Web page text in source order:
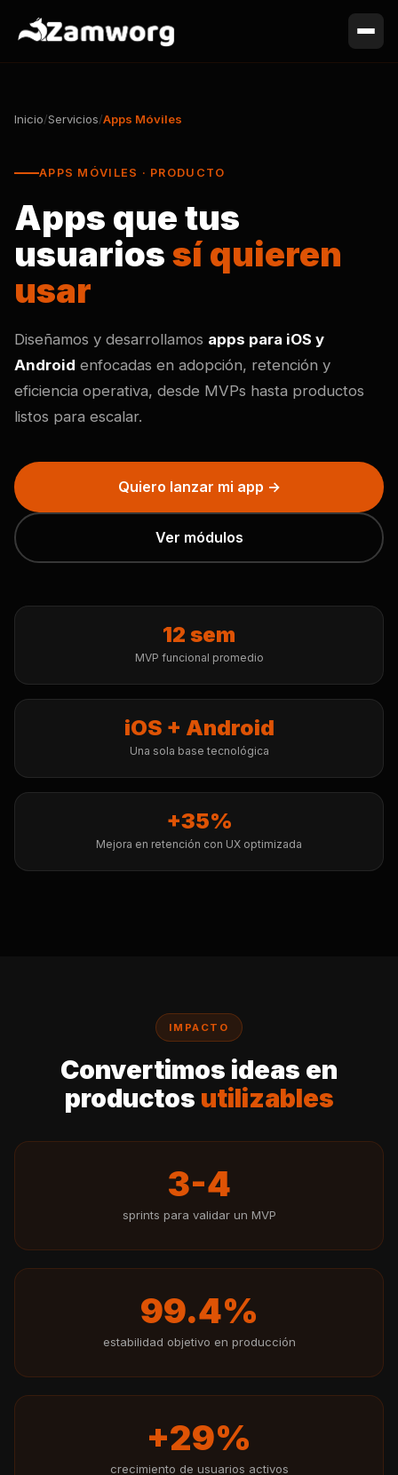
Inicio/Servicios/Apps Móviles
APPS MÓVILES · PRODUCTO
Apps que tus
usuariossí quieren
usar
Diseñamos y desarrollamos apps para iOS y
Android enfocadas en adopción, retención y
eficiencia operativa, desde MVPs hasta productos
listos para escalar.
Quiero lanzar mi app →
Ver módulos
12 sem
MVP funcional promedio
iOS + Android
Una sola base tecnológica
+35%
Mejora en retención con UX optimizada
IMPACTO
Convertimos ideas en
productos utilizables
3-4
sprints para validar un MVP
99.4%
estabilidad objetivo en producción
+29%
crecimiento de usuarios activos